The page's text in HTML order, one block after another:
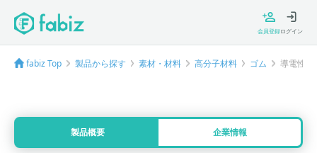
会員登録ログイン
fabiz Top 製品から探す 素材・材料 高分子材料 ゴム 導電性フ
製品概要 企業情報